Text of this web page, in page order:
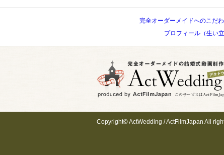
完全オーダーメイドへのこだわ
プロフィール（生い
Copyright©ActWedding /ActFilmJapan All